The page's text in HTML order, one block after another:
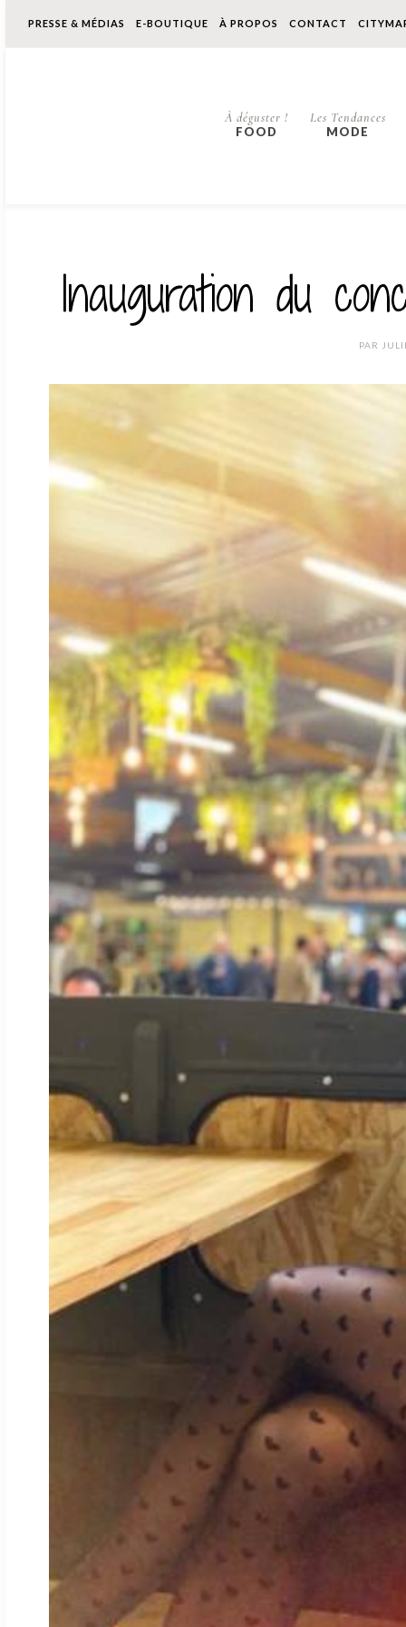
PRESSE & MÉDIAS E-BOUTIQUE À PROPOS CONTACT
À déguster !
FOOD
Les Tendances
MODE
Inauguration du
PAR